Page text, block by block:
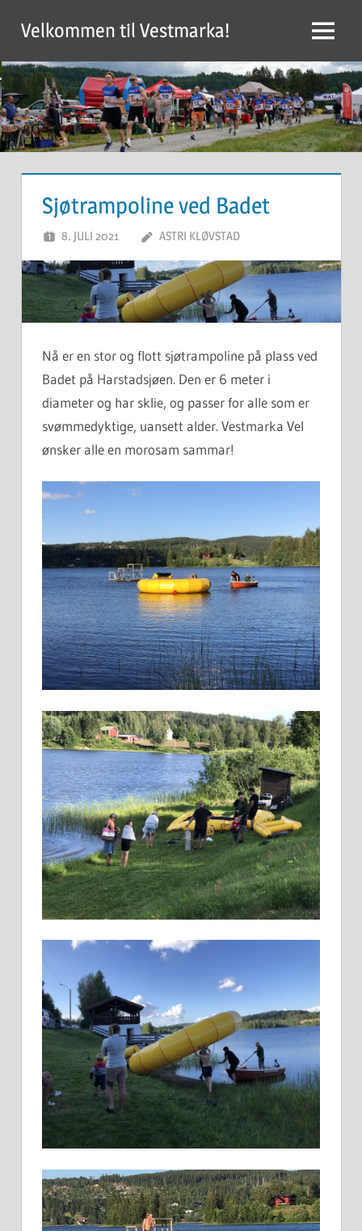
content
Velkommen til Vestmarka! Menu
Sjøtrampoline ved Badet
8. JULI 2021 ASTRI KLØVSTAD
Nå er en stor og flott sjøtrampoline på plass ved
Badet på Harstadsjøen. Den er 6 meter i
diameter og har sklie, og passer for alle som er
svømmedyktige, uansett alder. Vestmarka Vel
ønsker alle en morosam sammar!